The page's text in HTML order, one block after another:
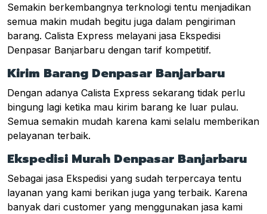
Semakin berkembangnya terknologi tentu menjadikan
semua makin mudah begitu juga dalam pengiriman
barang. Calista Express melayani jasa Ekspedisi
Denpasar Banjarbaru dengan tarif kompetitif.
Kirim Barang Denpasar Banjarbaru
Dengan adanya Calista Express sekarang tidak perlu
bingung lagi ketika mau kirim barang ke luar pulau.
Semua semakin mudah karena kami selalu memberikan
pelayanan terbaik.
Ekspedisi Murah Denpasar Banjarbaru
Sebagai jasa Ekspedisi yang sudah terpercaya tentu
layanan yang kami berikan juga yang terbaik. Karena
banyak dari customer yang menggunakan jasa kami